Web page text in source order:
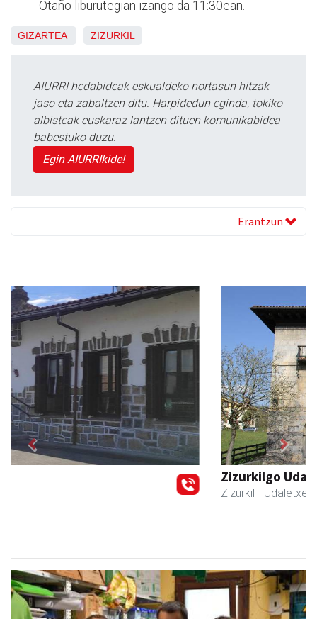
Otaño liburutegian izango da 11:30ean.
GIZARTEA ZIZURKIL
AIURRI hedabideak eskualdeko nortasun hitzak
jaso eta zabaltzen ditu. Harpidedun eginda, tokiko
albisteak euskaraz lantzen dituen komunikabidea
babestuko duzu.
Egin AIURRIkide!
Erantzun
Previous Next